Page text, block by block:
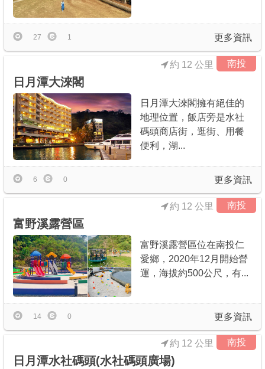
更多資訊
27 1
南投
日月潭大淶閣
約 12 公里
日月潭大淶閣擁有絕佳的
地理位置，飯店旁是水社
碼頭商店街，逛街、用餐
便利，湖...
更多資訊
6 0
南投
富野溪露營區
約 12 公里
富野溪露營區位在南投仁
愛鄉，2020年12月開始營
運，海拔約500公尺，有...
更多資訊
14 0
南投
日月潭水社碼頭(水社碼頭廣場)
約 12 公里